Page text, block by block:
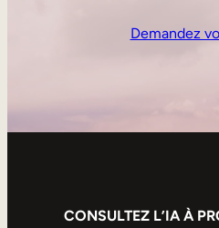
Demandez
CONSULTEZ L’IA À